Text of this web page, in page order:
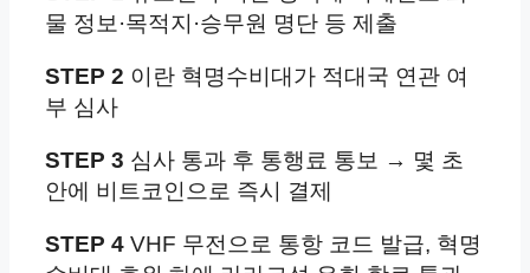
물 정보·목적지·승무원 명단 등 제출
STEP 2 이란 혁명수비대가 적대국 연관 여
부 심사
STEP 3 심사 통과 후 통행료 통보 → 몇 초
안에 비트코인으로 즉시 결제
STEP 4 VHF 무전으로 통항 코드 발급, 혁명